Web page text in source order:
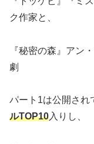
ク作家と、
『秘密の森』アン
劇
パート1は公開され
ルTOP10入りし、